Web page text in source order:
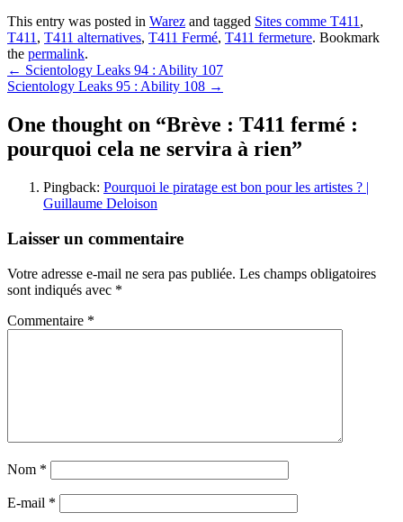
This entry was posted in Warez and tagged Sites comme T411,
T411, T411 alternatives, T411 Fermé, T411 fermeture. Bookmark
the permalink.
Post
navigation
← Scientology Leaks 94 : Ability 107
Scientology Leaks 95 : Ability 108 →
One thought on “Brève : T411 fermé :
pourquoi cela ne servira à rien”
Pingback: Pourquoi le piratage est bon pour les artistes ? |
Guillaume Deloison
Laisser un commentaire
Votre adresse e-mail ne sera pas publiée. Les champs obligatoires
sont indiqués avec *
Commentaire *
Nom *
E-mail *